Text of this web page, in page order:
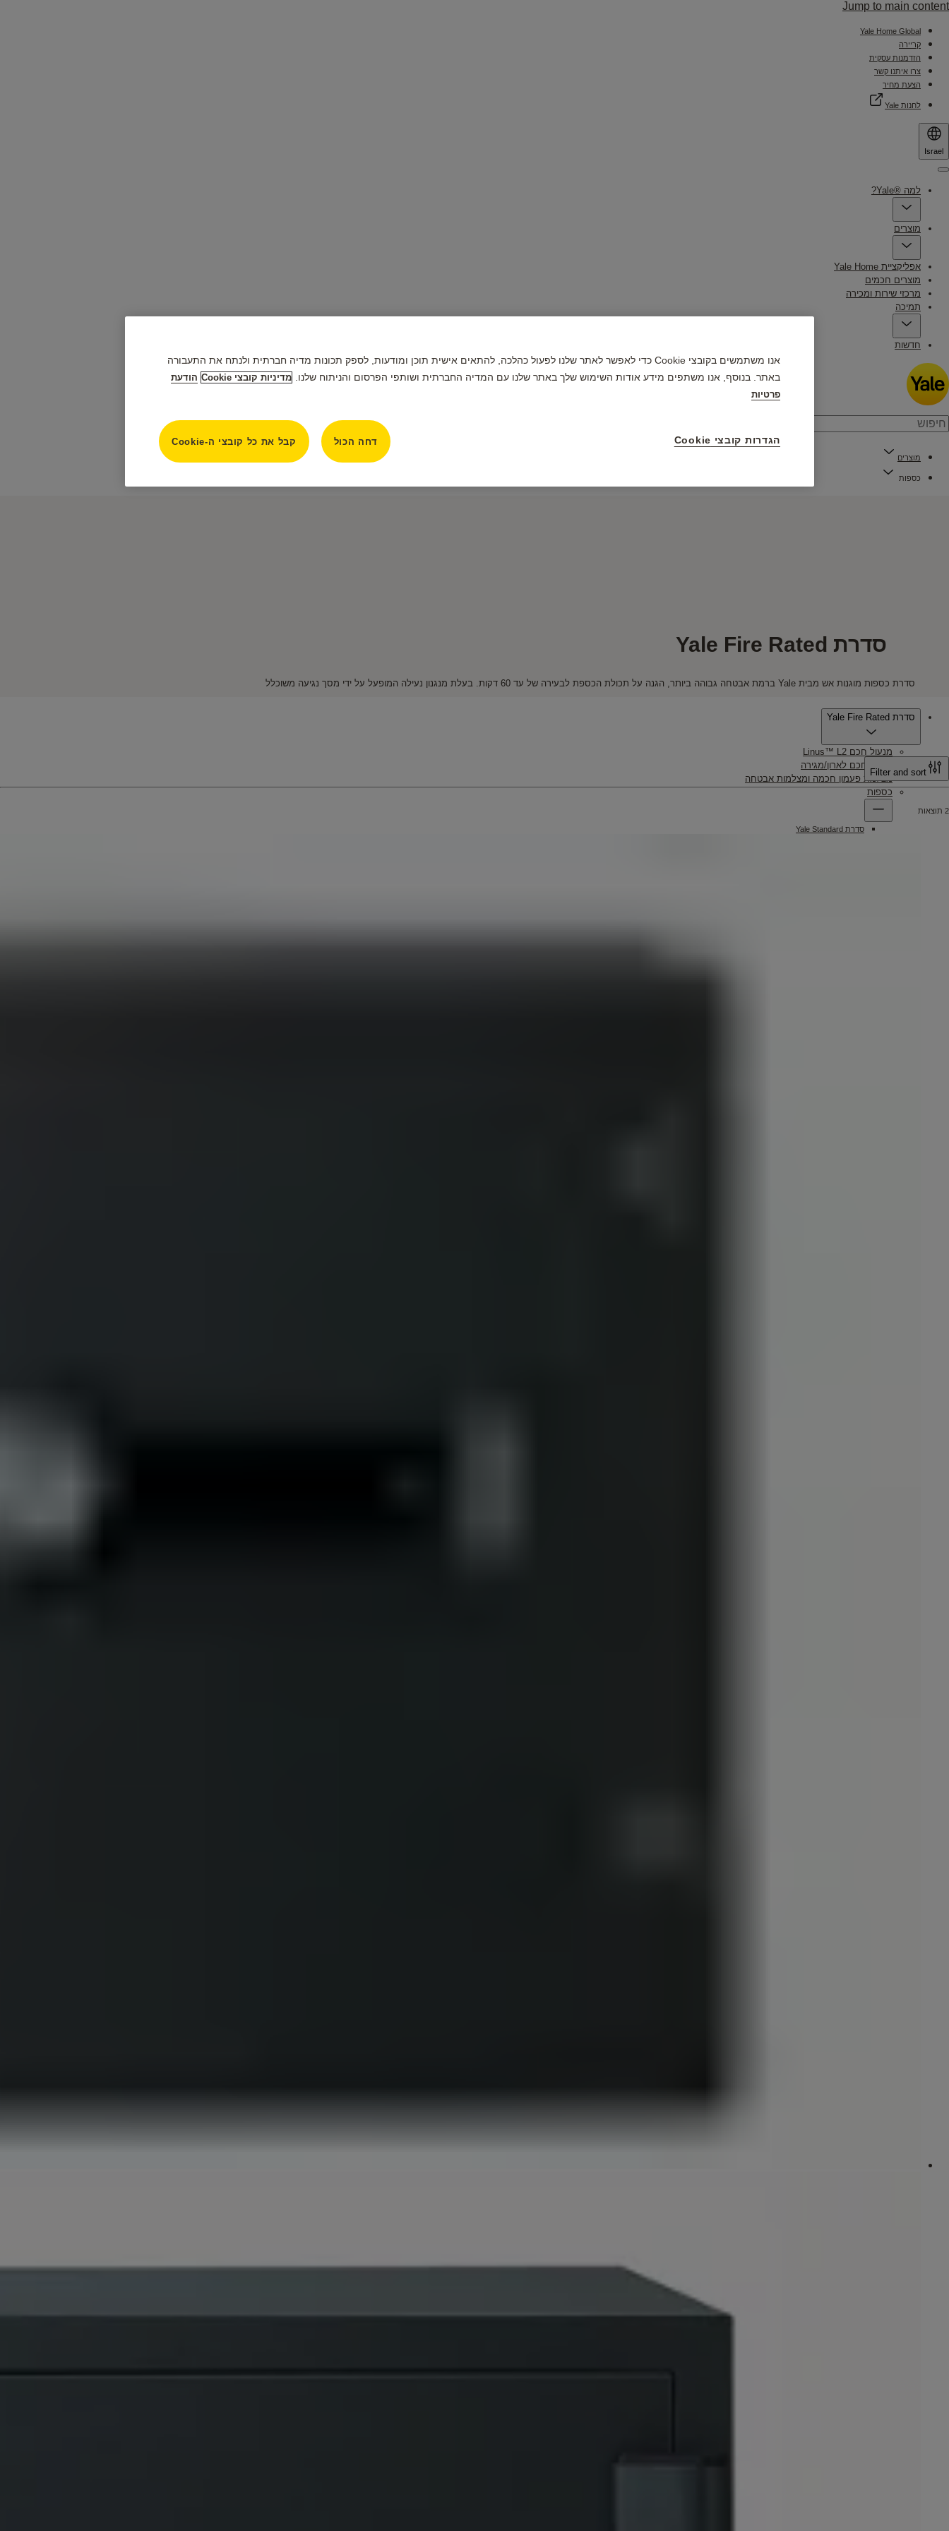
Jump to main content
Yale Home Global
קריירה
הזדמנות עסקית
צרו איתנו קשר
הצעת מחיר
לחנות Yale
Israel
למה ®Yale?
מוצרים
אפליקציית Yale Home
מוצרים חכמים
מרכזי שירות ומכירה
תמיכה
חדשות
מוצרים
כספות
סדרת Yale Fire Rated
סדרת כספות מוגנות אש מבית Yale ברמת אבטחה גבוהה ביותר, הגנה על תכולת הכספת לבעירה של עד 60 דקות. בעלת מנגנון נעילה המופעל על ידי מסך נגיעה משוכלל
סדרת Yale Fire Rated
מנעול חכם Linus™ L2
מנעול חכם לארון/מגירה
מצלמת פעמון חכמה ומצלמות אבטחה
כספות
סדרת Yale Standard
Filter and sort
2 תוצאות
אנו משתמשים בקובצי Cookie כדי לאפשר לאתר שלנו לפעול כהלכה, להתאים אישית תוכן ומודעות, לספק תכונות מדיה חברתית ולנתח את התעבורה
באתר. בנוסף, אנו משתפים מידע אודות השימוש שלך באתר שלנו עם המדיה החברתית ושותפי הפרסום והניתוח שלנו.
מדיניות קובצי Cookie
הודעת
פרטיות
דחה הכול קבל את כל קובצי ה-Cookie הגדרות קובצי Cookie